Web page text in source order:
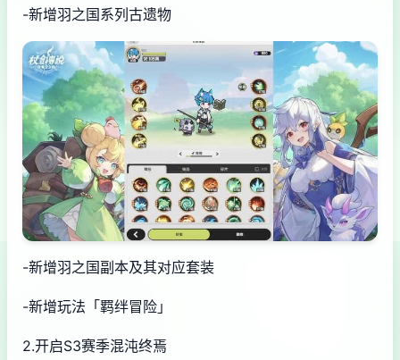
-新增羽之国系列古遗物
-新增羽之国副本及其对应套装
-新增玩法「羁绊冒险」
2.开启S3赛季混沌终焉